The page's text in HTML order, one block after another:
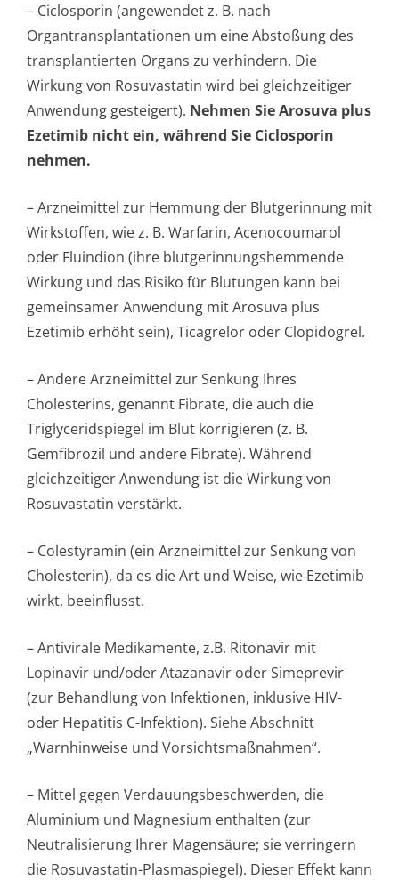
– Ciclosporin (angewendet z. B. nach
Organtransplan­tationen um eine Abstoßung des
transplantierten Organs zu verhindern. Die
Wirkung von Rosuvastatin wird bei gleichzeitiger
Anwendung gesteigert). Nehmen Sie Arosuva plus
Ezetimib nicht ein, während Sie Ciclosporin
nehmen.
– Arzneimittel zur Hemmung der Blutgerinnung mit
Wirkstoffen, wie z. B. Warfarin, Acenocoumarol
oder Fluindion (ihre blutgerinnungshem­mende
Wirkung und das Risiko für Blutungen kann bei
gemeinsamer Anwendung mit Arosuva plus
Ezetimib erhöht sein), Ticagrelor oder Clopidogrel.
– Andere Arzneimittel zur Senkung Ihres
Cholesterins, genannt Fibrate, die auch die
Triglyceridspiegel im Blut korrigieren (z. B.
Gemfibrozil und andere Fibrate). Während
gleichzeitiger Anwendung ist die Wirkung von
Rosuvastatin verstärkt.
– Colestyramin (ein Arzneimittel zur Senkung von
Cholesterin), da es die Art und Weise, wie Ezetimib
wirkt, beeinflusst.
– Antivirale Medikamente, z.B. Ritonavir mit
Lopinavir und/oder Atazanavir oder Simeprevir
(zur Behandlung von Infektionen, inklusive HIV-
oder Hepatitis C-Infektion). Siehe Abschnitt
„Warnhinweise und Vorsichtsmaßnah­men“.
– Mittel gegen Verdauungsbes­chwerden, die
Aluminium und Magnesium enthalten (zur
Neutralisierung Ihrer Magensäure; sie verringern
die Rosuvastatin-Plasmaspiegel). Dieser Effekt kann